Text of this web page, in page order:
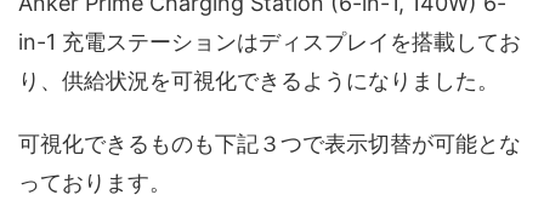
in-1 充電ステーションはディスプレイを搭載してお
り、供給状況を可視化できるようになりました。
可視化できるものも下記３つで表示切替が可能とな
っております。